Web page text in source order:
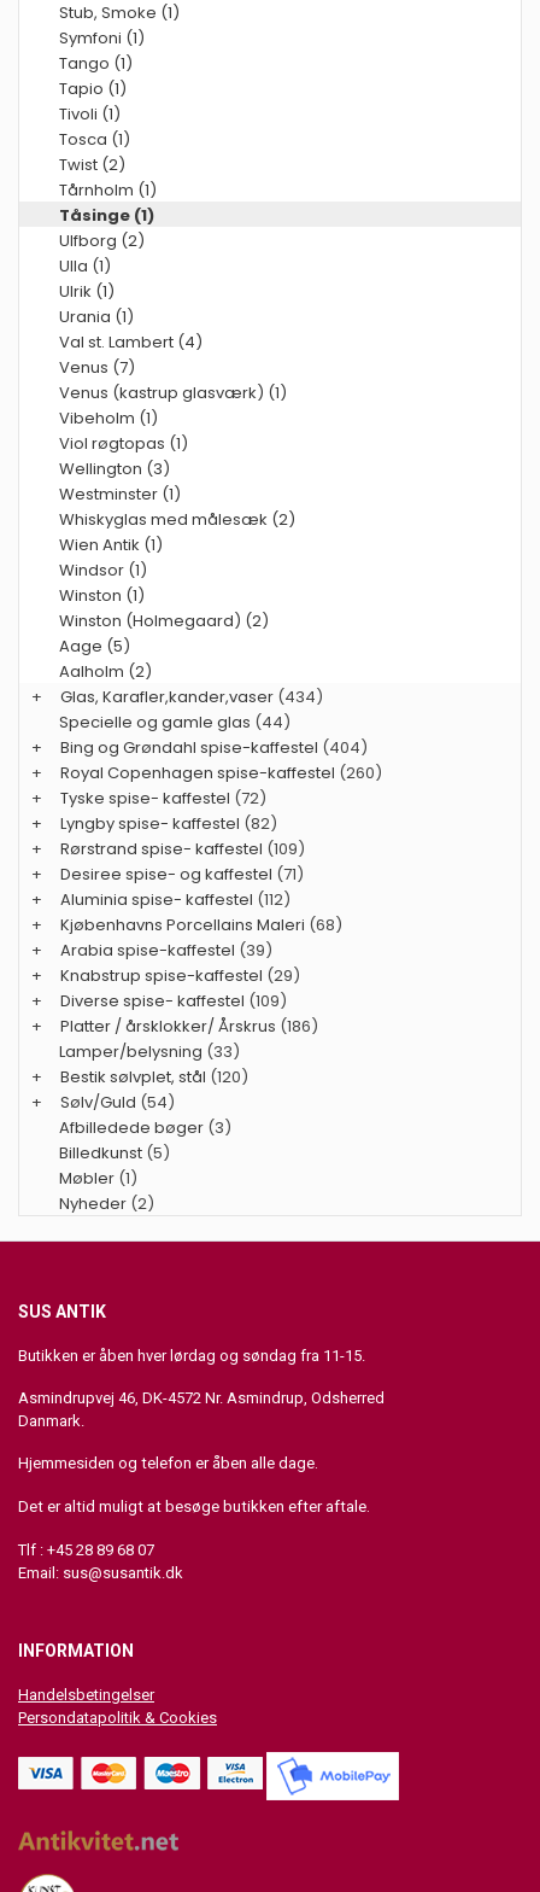
Stub, Smoke (1)
Symfoni (1)
Tango (1)
Tapio (1)
Tivoli (1)
Tosca (1)
Twist (2)
Tårnholm (1)
Tåsinge (1)
Ulfborg (2)
Ulla (1)
Ulrik (1)
Urania (1)
Val st. Lambert (4)
Venus (7)
Venus (kastrup glasværk) (1)
Vibeholm (1)
Viol røgtopas (1)
Wellington (3)
Westminster (1)
Whiskyglas med målesæk (2)
Wien Antik (1)
Windsor (1)
Winston (1)
Winston (Holmegaard) (2)
Aage (5)
Aalholm (2)
+
Glas, Karafler,kander,vaser (434)
Specielle og gamle glas (44)
+
Bing og Grøndahl spise-kaffestel (404)
+
Royal Copenhagen spise-kaffestel (260)
+
Tyske spise- kaffestel (72)
+
Lyngby spise- kaffestel (82)
+
Rørstrand spise- kaffestel (109)
+
Desiree spise- og kaffestel (71)
+
Aluminia spise- kaffestel (112)
+
Kjøbenhavns Porcellains Maleri (68)
+
Arabia spise-kaffestel (39)
+
Knabstrup spise-kaffestel (29)
+
Diverse spise- kaffestel (109)
+
Platter / årsklokker/ Årskrus (186)
Lamper/belysning (33)
+
Bestik sølvplet, stål (120)
+
Sølv/Guld (54)
Afbilledede bøger (3)
Billedkunst (5)
Møbler (1)
Nyheder (2)
SUS ANTIK
Butikken er åben hver lørdag og søndag fra 11-15.
Asmindrupvej 46, DK-4572 Nr. Asmindrup, Odsherred
Danmark.
Hjemmesiden og telefon er åben alle dage.
Det er altid muligt at besøge butikken efter aftale.
Tlf : +45 28 89 68 07
Email: sus@susantik.dk
INFORMATION
Handelsbetingelser
Persondatapolitik & Cookies